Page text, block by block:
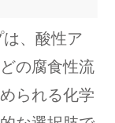
は、酸性ア
の腐食性流
られる化学